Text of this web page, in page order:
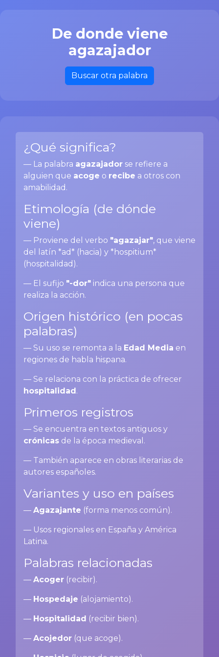
De donde viene
agazajador
Buscar otra palabra
¿Qué significa?
— La palabra agazajador se refiere a
alguien que acoge o recibe a otros con
amabilidad.
Etimología (de dónde
viene)
— Proviene del verbo "agazajar", que viene
del latín *ad* (hacia) y *hospitium*
(hospitalidad).
— El sufijo "-dor" indica una persona que
realiza la acción.
Origen histórico (en pocas
palabras)
— Su uso se remonta a la Edad Media en
regiones de habla hispana.
— Se relaciona con la práctica de ofrecer
hospitalidad.
Primeros registros
— Se encuentra en textos antiguos y
crónicas de la época medieval.
— También aparece en obras literarias de
autores españoles.
Variantes y uso en países
— Agazajante (forma menos común).
— Usos regionales en España y América
Latina.
Palabras relacionadas
— Acoger (recibir).
— Hospedaje (alojamiento).
— Hospitalidad (recibir bien).
— Acojedor (que acoge).